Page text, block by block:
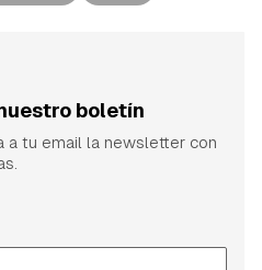
boletín
a tu email la newsletter con